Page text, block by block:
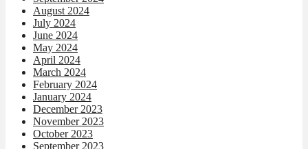
August 2024
July 2024
June 2024
May 2024
April 2024
March 2024
February 2024
January 2024
December 2023
November 2023
October 2023
September 2023